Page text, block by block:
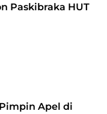
Paskibraka HUT
Apel di